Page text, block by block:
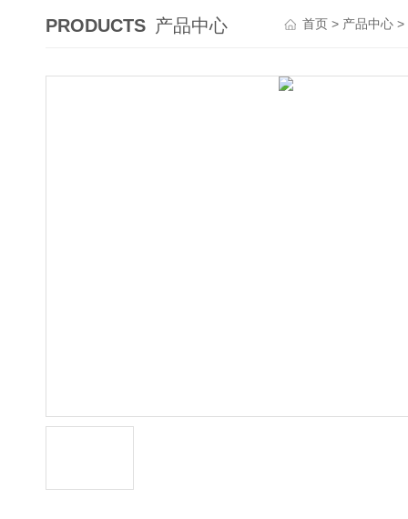
PRODUCTS 产品中心 首页 > 产品中心 >